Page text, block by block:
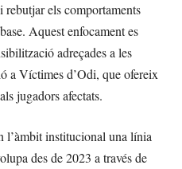
els comportaments
Aquest enfocament es
adreçades a les
a Víctimes d’Odi, que ofereix
jugadors afectats.
l’àmbit institucional una línia
des de 2023 a través de